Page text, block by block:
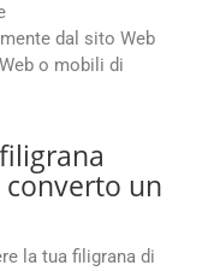
dal sito Web
o mobili di
un
la tua filigrana di